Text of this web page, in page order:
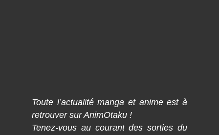
Toute l’actualité manga et anime est à
retrouver sur AnimOtaku !
Tenez-vous au courant des sorties du